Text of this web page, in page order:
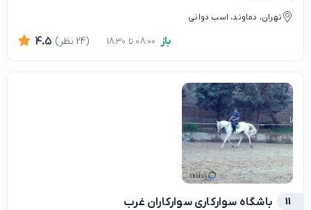
تهران، دماوند، اسب دوانی
باز 4.5 (24 نظر)
11 باشگاه سوارکاری سوارکاران غرب